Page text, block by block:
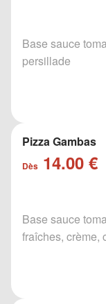
Base sauce
persillade
Pizza Gambas
Dès 14.00 €
Base sauce
fraîches, crème,